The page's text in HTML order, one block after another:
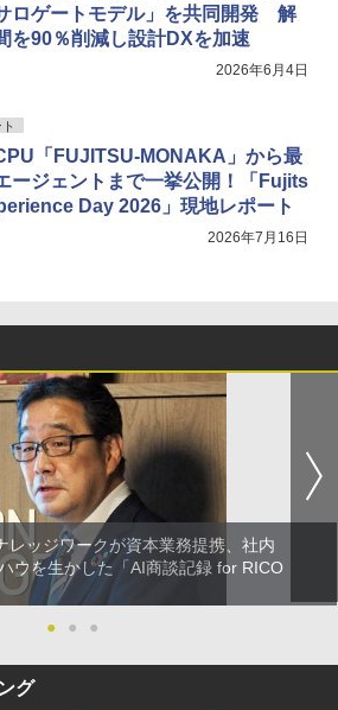
ロゲートモデル」を共同開発 解
を90％削減し設計DXを加速
2026年6月4日
「FUJITSU-MONAKA」から最
ージェントまで一挙公開！「Fujits
Day 2026」現地レポート
2026年7月16日
レッジワークが資本業務提携、社内
ウを生かした「AI商談記録 for RICO
●
● ●
グ